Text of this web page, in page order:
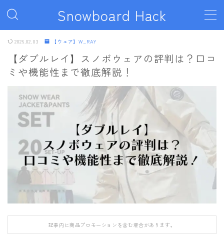
Snowboard Hack
MENU
ボード
ALLIAN
BATALEON
BC STREAM
BURTON
CAPiTA
DEATH LABEL
DRAKE
FANATIC
2026.02.03 【ウェア】W_RAY
【ダブルレイ】スノボウェアの評判は？口コ
ミや機能性まで徹底解説！
記事内に商品プロモーションを含む場合があります。